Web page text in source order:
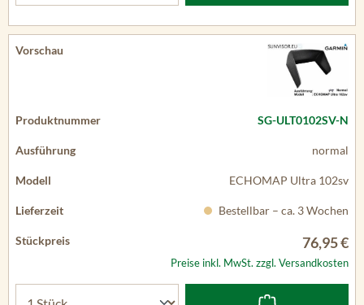
SG-ULT0102SV-N
normal
ECHOMAP Ultra 102sv
Bestellbar – ca. 3 Wochen
76,95 €
Preise inkl. MwSt. zzgl. Versandkosten